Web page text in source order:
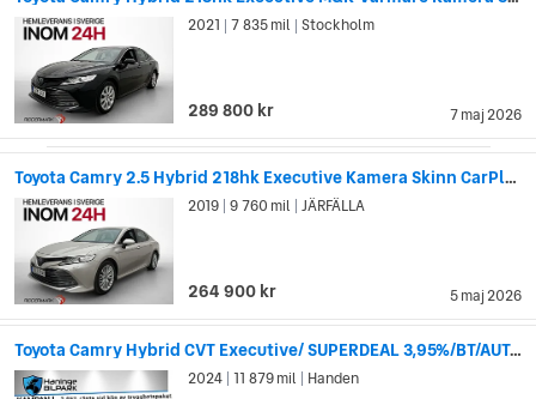
7 maj 2026
2021 7 835 mil Stockholm
289 800 kr
Toyota Camry 2.5 Hybrid 218hk Executive Kamera Skinn CarPlay
5 maj 2026
2019 9 760 mil JÄRFÄLLA
264 900 kr
Toyota Camry Hybrid CVT Executive/ SUPERDEAL 3,95%/BT/AUT/KAMKEDJA
2024 11 879 mil Handen